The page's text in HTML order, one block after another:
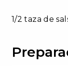
1/2 taza de